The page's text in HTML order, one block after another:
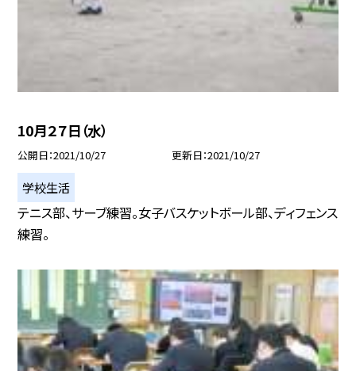
10月２７日（水）
公開日 2021/10/27 更新日 2021/10/27
学校生活
テニス部、サーブ練習。女子バスケットボール部、ディフェンス
練習。